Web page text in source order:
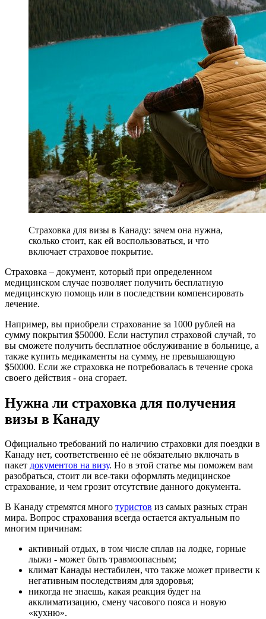
Страховка для визы в Канаду: зачем она нужна,
сколько стоит, как ей воспользоваться, и что
включает страховое покрытие.
Страховка – документ, который при определенном
медицинском случае позволяет получить бесплатную
медицинскую помощь или в последствии компенсировать
лечение.
Например, вы приобрели страхование за 1000 рублей на
сумму покрытия $50000. Если наступил страховой случай, то
вы сможете получить бесплатное обслуживание в больнице, а
также купить медикаменты на сумму, не превышающую
$50000. Если же страховка не потребовалась в течение срока
своего действия - она сгорает.
Нужна ли страховка для получения
визы в Канаду
Официально требований по наличию страховки для поездки в
Канаду нет, соответственно её не обязательно включать в
пакет документов на визу. Но в этой статье мы поможем вам
разобраться, стоит ли все-таки оформлять медицинское
страхование, и чем грозит отсутствие данного документа.
В Канаду стремятся много туристов из самых разных стран
мира. Вопрос страхования всегда остается актуальным по
многим причинам:
активный отдых, в том числе сплав на лодке, горные
лыжи - может быть травмоопасным;
климат Канады нестабилен, что также может привести к
негативным последствиям для здоровья;
никогда не знаешь, какая реакция будет на
акклиматизацию, смену часового пояса и новую
«кухню».